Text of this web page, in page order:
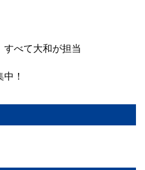
すべて大和が担当
！